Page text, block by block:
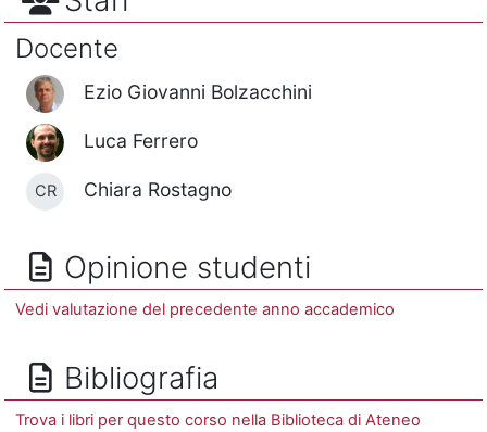
Docente
Ezio Giovanni Bolzacchini
Luca Ferrero
CR Chiara Rostagno
Opinione studenti
Vedi valutazione del precedente anno accademico
Bibliografia
Trova i libri per questo corso nella Biblioteca di Ateneo